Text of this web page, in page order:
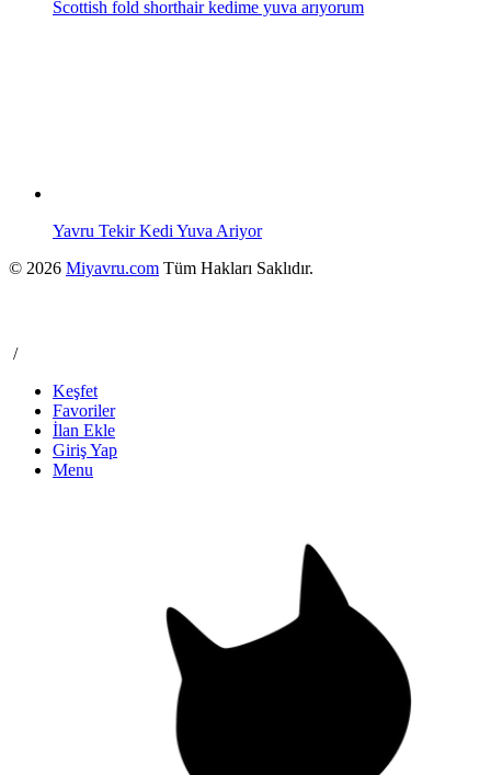
Scottish fold shorthair kedime yuva arıyorum
Yavru Tekir Kedi Yuva Ariyor
© 2026 Miyavru.com Tüm Hakları Saklıdır.
/
Keşfet
Favoriler
İlan Ekle
Giriş Yap
Menu